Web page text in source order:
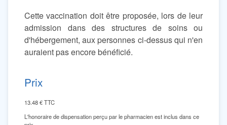
Cette vaccination doit être proposée, lors de leur
admission dans des structures de soins ou
d'hébergement, aux personnes ci-dessus qui n'en
auraient pas encore bénéficié.
Prix
13.48€ TTC
L'honoraire de dispensation perçu par le pharmacien est inclus dans ce